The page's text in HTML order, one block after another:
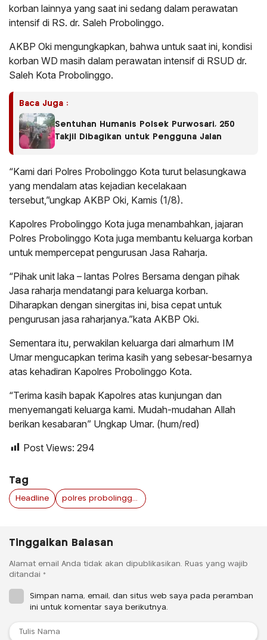
korban lainnya yang saat ini sedang dalam perawatan
intensif di RS. dr. Saleh Probolinggo.
AKBP Oki mengungkapkan, bahwa untuk saat ini, kondisi
korban WD masih dalam perawatan intensif di RSUD dr.
Saleh Kota Probolinggo.
Baca Juga :
Sentuhan Humanis Polsek Purwosari, 250
Takjil Dibagikan untuk Pengguna Jalan
“Kami dari Polres Probolinggo Kota turut belasungkawa
yang mendalam atas kejadian kecelakaan
tersebut,”ungkap AKBP Oki, Kamis (1/8).
Kapolres Probolinggo Kota juga menambahkan, jajaran
Polres Probolinggo Kota juga membantu keluarga korban
untuk mempercepat pengurusan Jasa Raharja.
“Pihak unit laka – lantas Polres Bersama dengan pihak
Jasa raharja mendatangi para keluarga korban.
Diharapkan dengan sinergitas ini, bisa cepat untuk
pengurusan jasa raharjanya.”kata AKBP Oki.
Sementara itu, perwakilan keluarga dari almarhum IM
Umar mengucapkan terima kasih yang sebesar-besarnya
atas kehadiran Kapolres Probolinggo Kota.
“Terima kasih bapak Kapolres atas kunjungan dan
menyemangati keluarga kami. Mudah-mudahan Allah
berikan kesabaran” Ungkap Umar. (hum/red)
Post Views: 294
Tag
Headline polres probolinggo kota jawa timur
Tinggalkan Balasan
Alamat email Anda tidak akan dipublikasikan. Ruas yang wajib
ditandai *
Simpan nama, email, dan situs web saya pada peramban
ini untuk komentar saya berikutnya.